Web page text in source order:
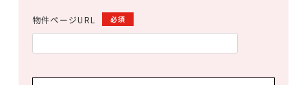
物件ページURL 必須